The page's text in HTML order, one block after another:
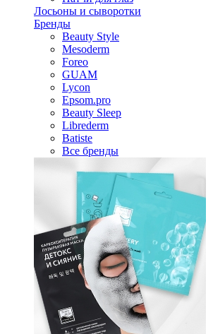
Лосьоны и сыворотки
Бренды
Beauty Style
Mesoderm
Foreo
GUAM
Lycon
Epsom.pro
Beauty Sleep
Librederm
Batiste
Все бренды